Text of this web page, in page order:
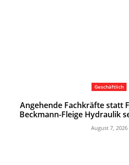
Geschäftlich
Angehende Fachkräfte statt
Beckmann-Fleige Hydraulik
August 7, 2026